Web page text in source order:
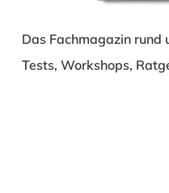
Das Fachmagazin rund
Tests, Workshops,